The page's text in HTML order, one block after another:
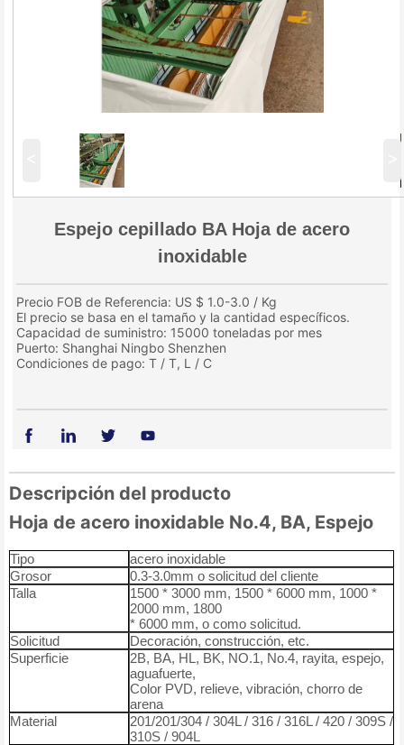
Espejo cepillado BA Hoja de acero
inoxidable
Precio FOB de Referencia: US $ 1.0-3.0 / Kg
El precio se basa en el tamaño y la cantidad específicos.
Capacidad de suministro: 15000 toneladas por mes
Puerto: Shanghai Ningbo Shenzhen
Condiciones de pago: T / T, L / C
Descripción del producto
Hoja de acero inoxidable No.4, BA, Espejo
Tipo
acero inoxidable
Grosor
0.3-3.0mm o solicitud del cliente
Talla
1500 * 3000 mm, 1500 * 6000 mm, 1000 *
2000 mm, 1800
* 6000 mm, o como solicitud.
Solicitud
Decoración, construcción, etc.
Superficie
2B, BA, HL, BK, NO.1, No.4, rayita, espejo,
aguafuerte,
Color PVD, relieve, vibración, chorro de
arena
Material
201/201/304 / 304L / 316 / 316L / 420 / 309S /
310S / 904L